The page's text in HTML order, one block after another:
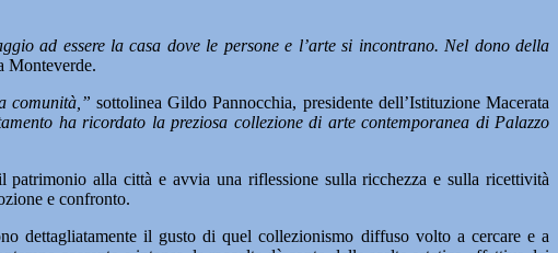
ad essere la casa dove le persone e l’arte si incontrano. Nel dono della
Monteverde.
comunità,” sottolinea Gildo Pannocchia, presidente dell’Istituzione Macerata
ha ricordato la preziosa collezione di arte contemporanea di Palazzo
alla città e avvia una riflessione sulla ricchezza e sulla ricettività
e confronto.
dettagliatamente il gusto di quel collezionismo diffuso volto a cercare e a